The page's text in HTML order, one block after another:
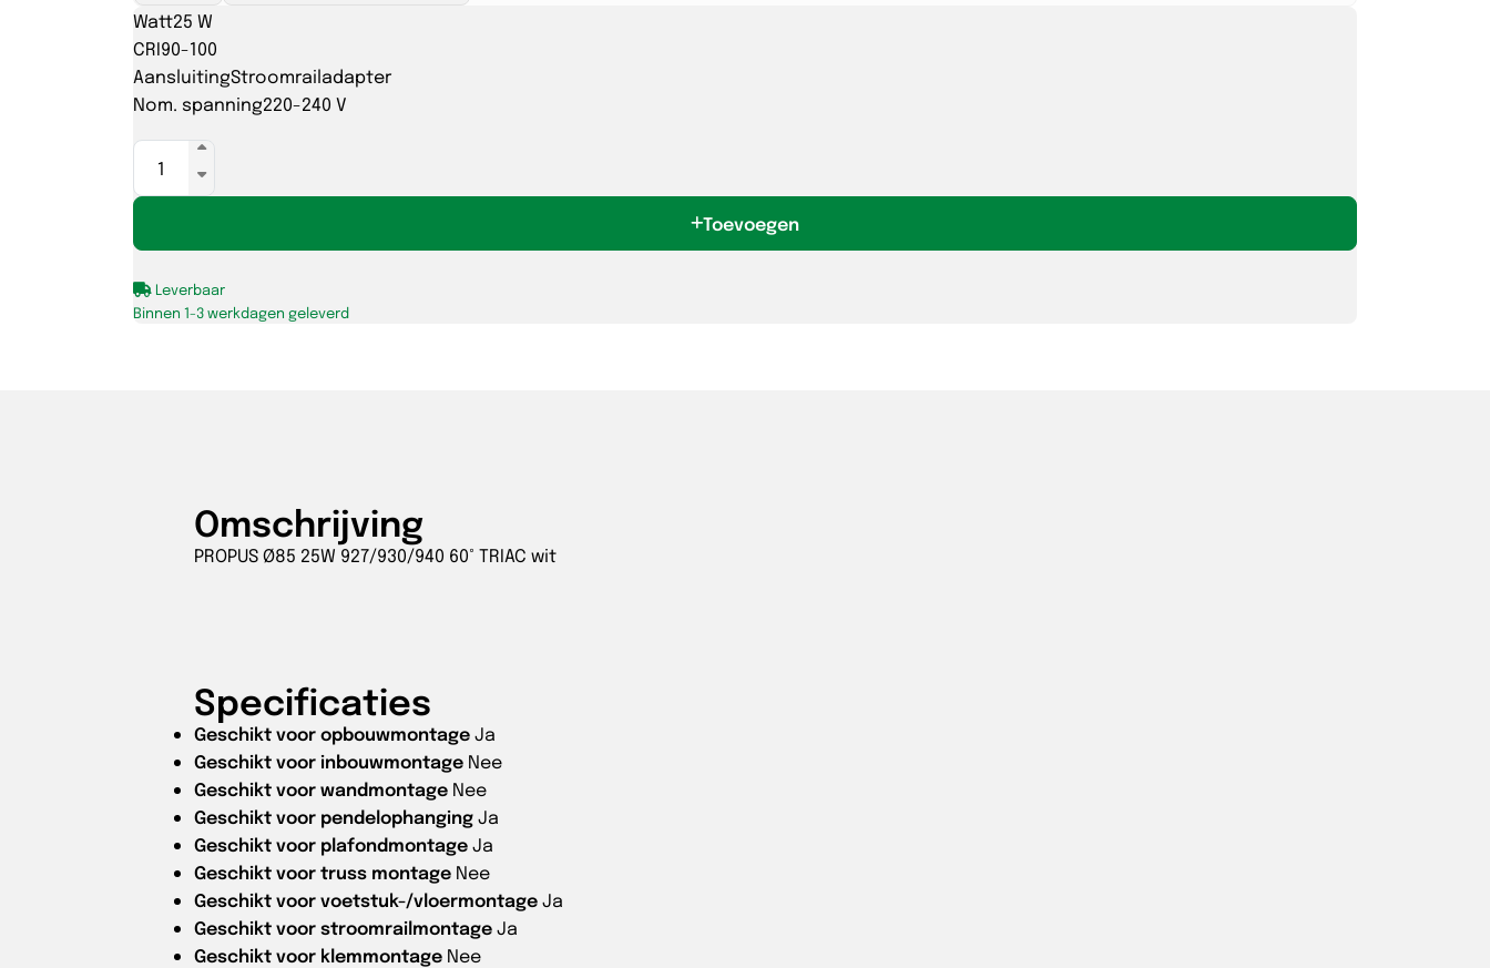
Watt25 W
CRI90-100
AansluitingStroomrailadapter
Nom. spanning220-240 V
Ø85
25W
TRIAC
wit
Toevoegen
Leverbaar
Binnen 1-3 werkdagen geleverd
Omschrijving
PROPUS Ø85 25W 927/930/940 60° TRIAC wit
Specificaties
Geschikt voor opbouwmontageJa
Geschikt voor inbouwmontage Nee
Geschikt voor wandmontage Nee
Geschikt voor pendelophangingJa
Geschikt voor plafondmontageJa
Geschikt voor truss montage Nee
Geschikt voor voetstuk-/vloermontageJa
Geschikt voor stroomrailmontageJa
Geschikt voor klemmontage Nee